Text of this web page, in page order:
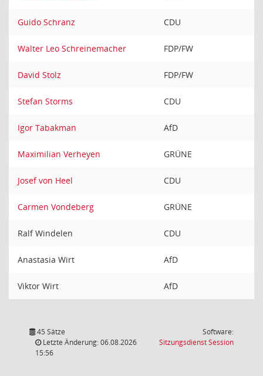
Guido Schranz CDU
Walter Leo Schreinemacher FDP/FW
David Stolz FDP/FW
Stefan Storms CDU
Igor Tabakman AfD
Maximilian Verheyen GRÜNE
Josef von Heel CDU
Carmen Vondeberg GRÜNE
Ralf Windelen CDU
Anastasia Wirt AfD
Viktor Wirt AfD
45 Sätze
Letzte Änderung: 06.08.2026
15:56
Software:
SitzungsdienstSession(Wird in